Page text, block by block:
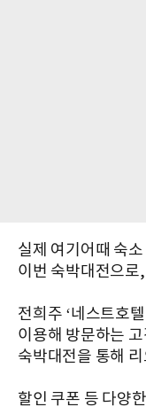
실제 여기어때 숙
이번 숙박대전으
전희주 ‘네스트호
이용해 방문하는
숙박대전을 통해
할인 쿠폰 등 다양